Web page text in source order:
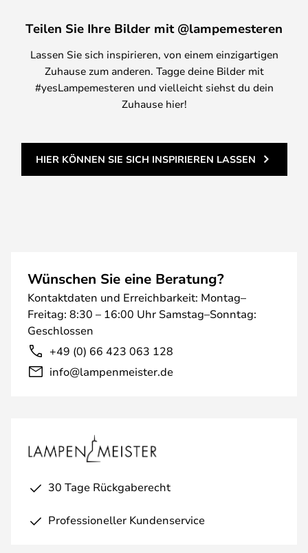
Teilen Sie Ihre Bilder mit @lampemesteren
Lassen Sie sich inspirieren, von einem einzigartigen
Zuhause zum anderen. Tagge deine Bilder mit
#yesLampemesteren und vielleicht siehst du dein
Zuhause hier!
HIER KÖNNEN SIE SICH INSPIRIEREN LASSEN
Wünschen Sie eine Beratung?
Kontaktdaten und Erreichbarkeit: Montag–
Freitag: 8:30 – 16:00 Uhr Samstag–Sonntag:
Geschlossen
+49 (0) 66 423 063 128
info@lampenmeister.de
30 Tage Rückgaberecht
Professioneller Kundenservice